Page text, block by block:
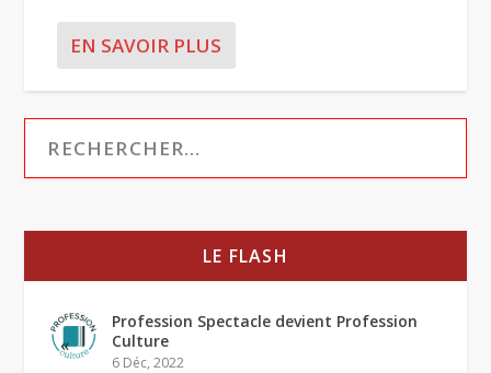
EN SAVOIR PLUS
LE FLASH
Profession Spectacle devient Profession
Culture
6 Déc, 2022